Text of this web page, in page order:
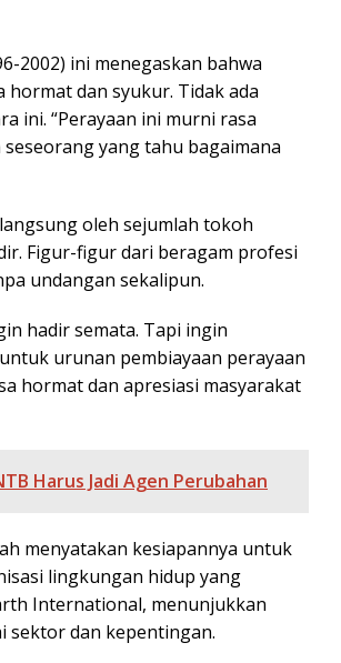
2002) ini menegaskan bahwa
dan syukur. Tidak ada
ini. “Perayaan ini murni rasa
yang tahu bagaimana
oleh sejumlah tokoh
Figur-figur dari beragam profesi
undangan sekalipun.
hadir semata. Tapi ingin
urunan pembiayaan perayaan
hormat dan apresiasi masyarakat
Harus Jadi Agen Perubahan
menyatakan kesiapannya untuk
lingkungan hidup yang
International, menunjukkan
sektor dan kepentingan.